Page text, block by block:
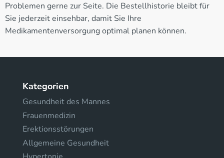
Problemen gerne zur Seite. Die Bestellhistorie bleibt für
Sie jederzeit einsehbar, damit Sie Ihre
Medikamentenversorgung optimal planen können.
Kategorien
Gesundheit des Mannes
Frauenmedizin
Erektionsstörungen
Allgemeine Gesundheit